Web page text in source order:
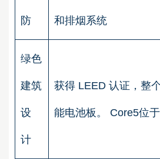
防 和排烟系统
绿色
建筑
设
计
获得 LEED 认证，整
能电池板。 Core5位